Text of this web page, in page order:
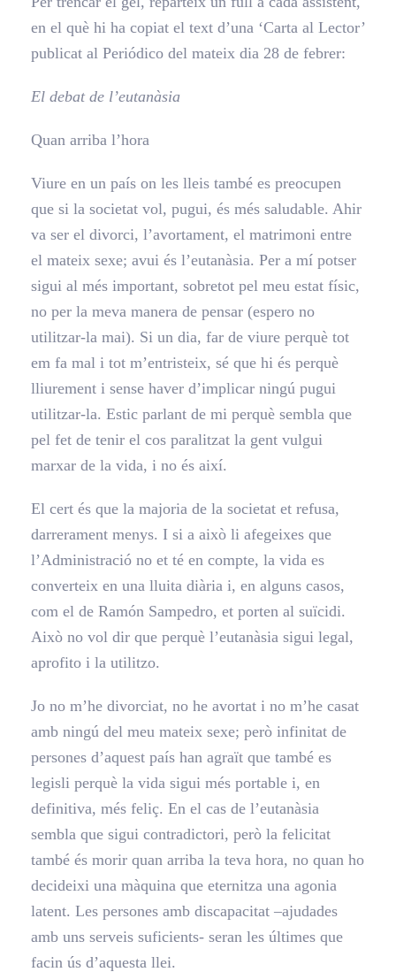
en el què hi ha copiat el text d’una ‘Carta al Lector’
publicat al Periódico del mateix dia 28 de febrer:
El debat de l’eutanàsia
Quan arriba l’hora
Viure en un país on les lleis també es preocupen
que si la societat vol, pugui, és més saludable. Ahir
va ser el divorci, l’avortament, el matrimoni entre
el mateix sexe; avui és l’eutanàsia. Per a mí potser
sigui al més important, sobretot pel meu estat físic,
no per la meva manera de pensar (espero no
utilitzar-la mai). Si un dia, far de viure perquè tot
em fa mal i tot m’entristeix, sé que hi és perquè
lliurement i sense haver d’implicar ningú pugui
utilitzar-la. Estic parlant de mi perquè sembla que
pel fet de tenir el cos paralitzat la gent vulgui
marxar de la vida, i no és així.
El cert és que la majoria de la societat et refusa,
darrerament menys. I si a això li afegeixes que
l’Administració no et té en compte, la vida es
converteix en una lluita diària i, en alguns casos,
com el de Ramón Sampedro, et porten al suïcidi.
Això no vol dir que perquè l’eutanàsia sigui legal,
aprofito i la utilitzo.
Jo no m’he divorciat, no he avortat i no m’he casat
amb ningú del meu mateix sexe; però infinitat de
persones d’aquest país han agraït que també es
legisli perquè la vida sigui més portable i, en
definitiva, més feliç. En el cas de l’eutanàsia
sembla que sigui contradictori, però la felicitat
també és morir quan arriba la teva hora, no quan ho
decideixi una màquina que eternitza una agonia
latent. Les persones amb discapacitat –ajudades
amb uns serveis suficients- seran les últimes que
facin ús d’aquesta llei.